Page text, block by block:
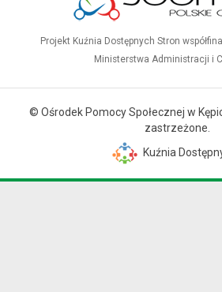
Projekt Kuźnia Dostępnych Stron
Ministerstwa Administracji i
© Ośrodek Pomocy Społecznej w
zastrzeżone.
Kuźnia